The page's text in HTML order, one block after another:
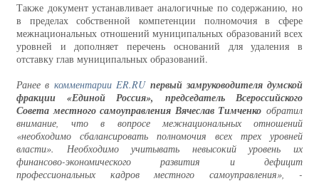
Также документ устанавливает аналогичные по содержанию, но
в пределах собственной компетенции полномочия в сфере
межнациональных отношений муниципальных образований всех
уровней и дополняет перечень оснований для удаления в
отставку глав муниципальных образований.
Ранее в комментарии ER.RU первый замруководителя думской
фракции «Единой Россия», председатель Всероссийского
Совета местного самоуправления Вячеслав Тимченко обратил
внимание, что в вопросе межнациональных отношений
«необходимо сбалансировать полномочия всех трех уровней
власти». Необходимо учитывать невысокий уровень их
финансово-экономического развития и дефицит
профессиональных кадров местного самоуправления», -